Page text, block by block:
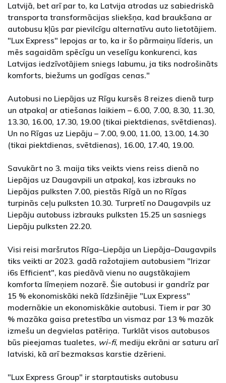
Latvijā, bet arī par to, ka Latvija atrodas uz sabiedriskā
transporta transformācijas sliekšņa, kad braukšana ar
autobusu kļūs par pievilcīgu alternatīvu auto lietotājiem.
"Lux Express" lepojas ar to, ka ir šo pārmaiņu līderis, un
mēs sagaidām spēcīgu un veselīgu konkurenci, kas
Latvijas iedzīvotājiem sniegs labumu, ja tiks nodrošināts
komforts, biežums un godīgas cenas."
Autobusi no Liepājas uz Rīgu kursēs 8 reizes dienā turp
un atpakaļ ar atiešanas laikiem – 6.00, 7.00, 8.30, 11.30,
13.30, 16.00, 17.30, 19.00 (tikai piektdienas, svētdienas).
Un no Rīgas uz Liepāju – 7.00, 9.00, 11.00, 13.00, 14.30
(tikai piektdienas, svētdienas), 16.00, 17.40, 19.00.
Savukārt no 3. maija tiks veikts viens reiss dienā no
Liepājas uz Daugavpili un atpakaļ, kas izbrauks no
Liepājas pulksten 7.00, piestās Rīgā un no Rīgas
turpinās ceļu pulksten 10.30. Turpretī no Daugavpils uz
Liepāju autobuss izbrauks pulksten 15.25 un sasniegs
Liepāju pulksten 22.20.
Visi reisi maršrutos Rīga–Liepāja un Liepāja–Daugavpils
tiks veikti ar 2023. gadā ražotajiem autobusiem "Irizar
i6s Efficient", kas piedāvā vienu no augstākajiem
komforta līmeņiem nozarē. Šie autobusi ir gandrīz par
15 % ekonomiskāki nekā līdzšinējie "Lux Express"
modernākie un ekonomiskākie autobusi. Tiem ir par 30
% mazāka gaisa pretestība un vismaz par 13 % mazāk
izmešu un degvielas patēriņa. Turklāt visos autobusos
būs pieejamas tualetes, wi-fi, mediju ekrāni ar saturu arī
latviski, kā arī bezmaksas karstie dzērieni.
"Lux Express Group" ir starptautisks autobusu